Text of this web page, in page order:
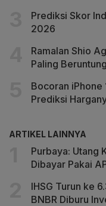
Prediksi Skor
2026
Ramalan Shio
Paling
Bocoran iPhone
Prediksi
ARTIKEL LAINNYA
Purbaya: Utang
Dibayar Pakai
IHSG Turun ke
BNBR Diburu